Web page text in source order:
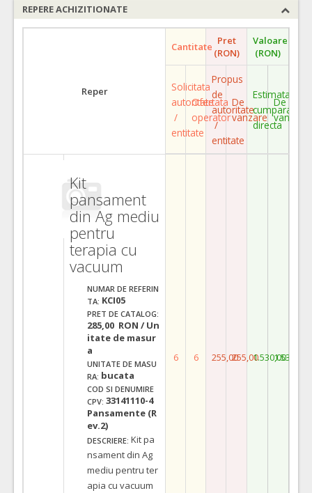
REPERE ACHIZITIONATE
Reper
Cantitate Pret
(RON)
Valoare
(RON)
Solicitata
autoritate
/
entitate
Ofertata
operator
Propus
de
autoritate
/
entitate
De
vanzare
Estimata
cumparare
directa
De
vanzare
Kit
pansament
din Ag mediu
pentru
terapia cu
vacuum
NUMAR DE REFERIN
TA: KCI05
PRET DE CATALOG:
285,00 RON / Un
itate de masur
a
UNITATE DE MASU
RA: bucata
COD SI DENUMIRE
CPV: 33141110-4
Pansamente (R
ev.2)
DESCRIERE: Kit pa
nsament din Ag
mediu pentru ter
apia cu vacuum
6 6 255,00255,001.530,001.530,00